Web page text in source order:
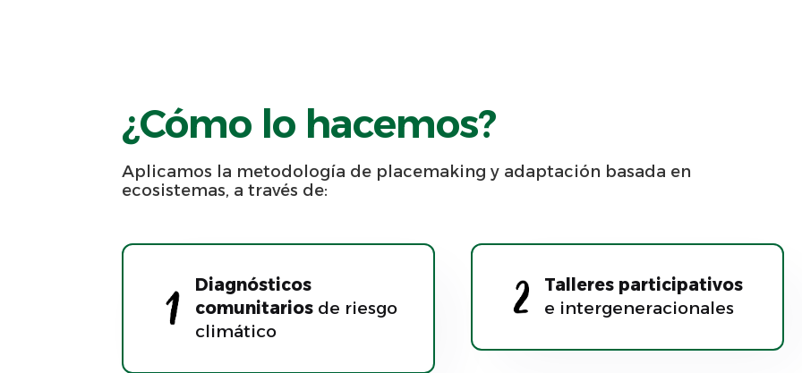
¿Cómo lo hacemos?
Aplicamos la metodología de placemaking y adaptación basada en
ecosistemas, a través de:
Diagnósticos
comunitarios de riesgo
climático
Talleres participativos
e intergeneracionales